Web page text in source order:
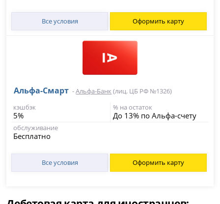
Все условия Оформить карту
Альфа‑Смарт -Альфа-Банк (лиц. ЦБ РФ №1326)
кэшбэк
5%
% на остаток
До 13% по Альфа-счету
обслуживание
Бесплатно
Все условия Оформить карту